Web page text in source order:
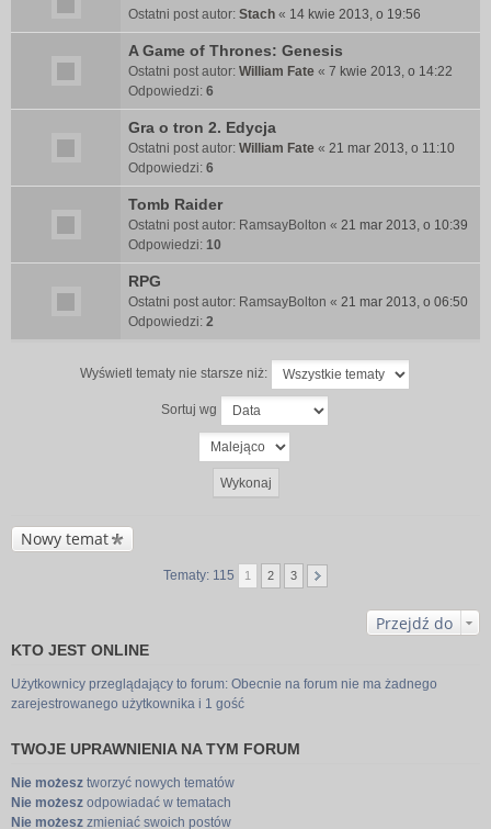
Ostatni post autor: Stach « 14 kwie 2013, o 19:56
A Game of Thrones: Genesis
Ostatni post autor: William Fate « 7 kwie 2013, o 14:22
Odpowiedzi: 6
Gra o tron 2. Edycja
Ostatni post autor: William Fate « 21 mar 2013, o 11:10
Odpowiedzi: 6
Tomb Raider
Ostatni post autor: RamsayBolton « 21 mar 2013, o 10:39
Odpowiedzi: 10
RPG
Ostatni post autor: RamsayBolton « 21 mar 2013, o 06:50
Odpowiedzi: 2
Wyświetl tematy nie starsze niż:
Sortuj wg
Nowy temat
Tematy: 115 1 2 3
Przejdź do
KTO JEST ONLINE
Użytkownicy przeglądający to forum: Obecnie na forum nie ma żadnego
zarejestrowanego użytkownika i 1 gość
TWOJE UPRAWNIENIA NA TYM FORUM
Nie możesz tworzyć nowych tematów
Nie możesz odpowiadać w tematach
Nie możesz zmieniać swoich postów